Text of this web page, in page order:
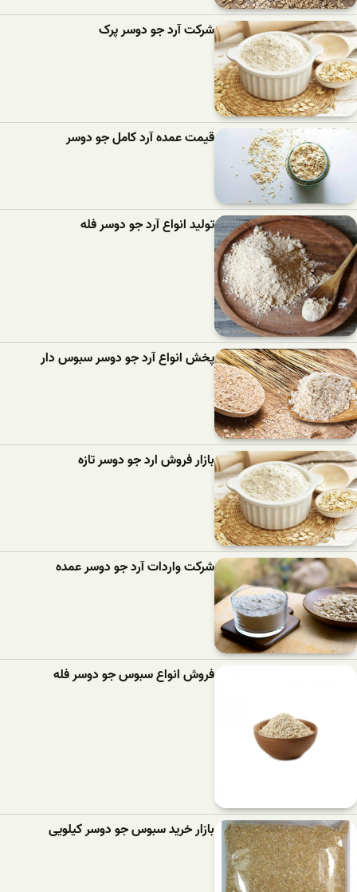
شرکت آرد جو دوسر پرک
قیمت عمده آرد کامل جو دوسر
تولید انواع آرد جو دوسر فله
پخش انواع آرد جو دوسر سبوس دار
بازار فروش ارد جو دوسر تازه
شرکت واردات آرد جو دوسر عمده
فروش انواع سبوس جو دوسر فله
بازار خرید سبوس جو دوسر کیلویی